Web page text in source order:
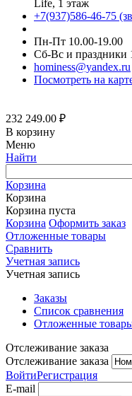
Life, 1 этаж
+7(937)586-46-75
Пн-Пт 10.00-19.00
Сб-Вс и праздники
hominess@yandex.ru
Посмотреть на
232 249.00 ₽
В корзину
Меню
Найти
Корзина
Корзина
Корзина пуста
Корзина Оформить заказ
Отложенные товары
Сравнить
Учетная запись
Учетная запись
Заказы
Список сравнения
Отложенные
Отслеживание заказа
Отслеживание заказа
ВойтиРегистрация
E-mail